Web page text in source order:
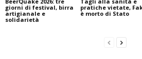
giorni di festival, birra
artigianale e
solidarietà
pratiche vietate,
è morto di Stato